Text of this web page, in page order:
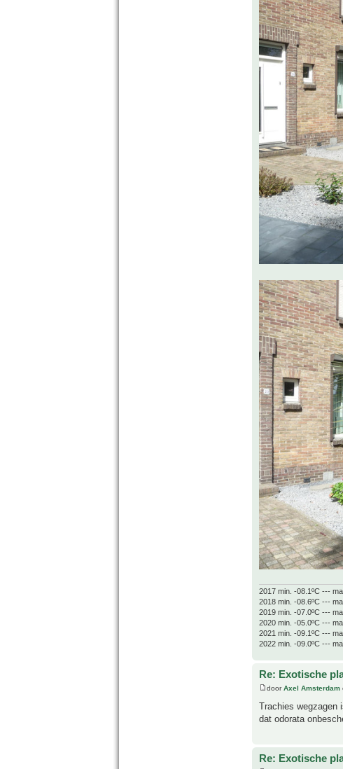
2017 min. -08.1ºC ---
2018 min. -08.6ºC ---
2019 min. -07.0ºC ---
2020 min. -05.0ºC ---
2021 min. -09.1ºC ---
2022 min. -09.0ºC ---
Re: Exotische
doorAxel Amsterdam
Trachies wegzagen
dat odorata
Re: Exotische